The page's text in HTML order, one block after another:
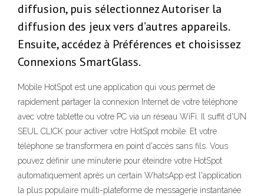
diffusion, puis sélectionnez Autoriser la
diffusion des jeux vers d’autres appareils.
Ensuite, accédez à Préférences et choisissez
Connexions SmartGlass.
Mobile HotSpot est une application qui vous permet de
rapidement partager la connexion Internet de votre téléphone
avec votre tablette ou votre PC via un réseau WiFi. Il suffit d'UN
SEUL CLICK pour activer votre HotSpot mobile. Et votre
téléphone se transformera en point d'accès sans fils. Vous
pouvez définir une minuterie pour éteindre votre HotSpot
automatiquement après un certain WhatsApp est l'application
la plus populaire multi-plateforme de messagerie instantanée